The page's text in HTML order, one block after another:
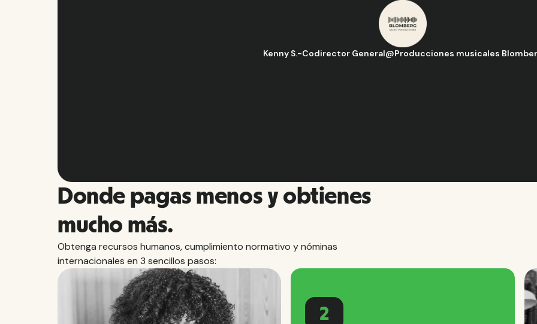
Kenny S.-Codirector General@Producciones musicales
Donde pagas menos y obtienes
mucho más.
Obtenga recursos humanos, cumplimiento normativo y nóminas
internacionales en 3 sencillos pasos:
2